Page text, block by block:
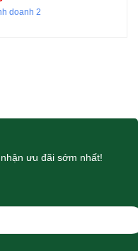
doanh 2
ưu đãi sớm nhất!